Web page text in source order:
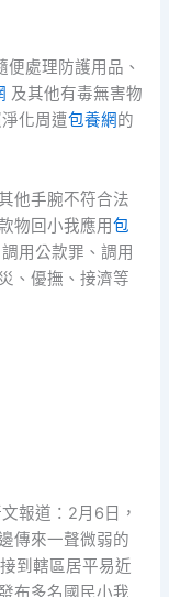
便處理防護用品、
及其他有毒無害物
化周遭包養網的
他手腕不符合法
物回小我應用包
用公款罪、調用
、優撫、接濟等
報道：2月6日，
傳來一聲微弱的
到轄區居平易近
布多名國民小我